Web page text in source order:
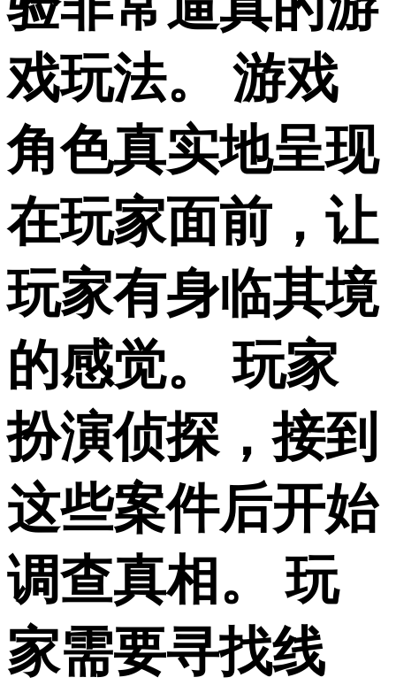
戏玩法。 游戏
角色真实地呈现
在玩家面前，让
玩家有身临其境
的感觉。 玩家
扮演侦探，接到
这些案件后开始
调查真相。 玩
家需要寻找线